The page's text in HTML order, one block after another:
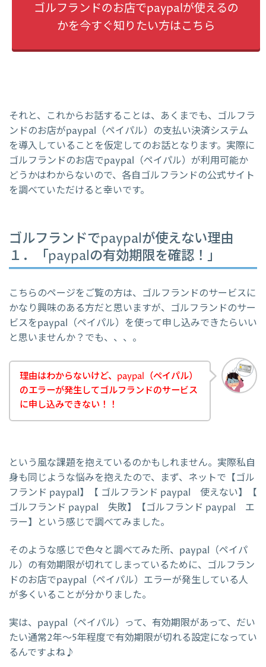
ゴルフランドのお店でpaypalが使えるの
かを今すぐ知りたい方はこちら
それと、これからお話することは、あくまでも、ゴルフラ
ンドのお店がpaypal（ペイパル）の支払い決済システム
を導入していることを仮定してのお話となります。実際に
ゴルフランドのお店でpaypal（ペイパル）が利用可能か
どうかはわからないので、各自ゴルフランドの公式サイト
を調べていただけると幸いです。
ゴルフランドでpaypalが使えない理由
１．「paypalの有効期限を確認！」
こちらのページをご覧の方は、ゴルフランドのサービスに
かなり興味のある方だと思いますが、ゴルフランドのサー
ビスをpaypal（ペイパル）を使って申し込みできたらいい
と思いませんか？でも、、、。
理由はわからないけど、paypal（ペイパル）
のエラーが発生してゴルフランドのサービス
に申し込みできない！！
という風な課題を抱えているのかもしれません。実際私自
身も同じような悩みを抱えたので、まず、ネットで【ゴル
フランド paypal】【 ゴルフランド paypal 使えない】【
ゴルフランド paypal 失敗】【ゴルフランド paypal エ
ラー】という感じで調べてみました。
そのような感じで色々と調べてみた所、paypal（ペイパ
ル）の有効期限が切れてしまっているために、ゴルフラン
ドのお店でpaypal（ペイパル）エラーが発生している人
が多くいることが分かりました。
実は、paypal（ペイパル）って、有効期限があって、だい
たい通常2年～5年程度で有効期限が切れる設定になってい
るんですよね♪